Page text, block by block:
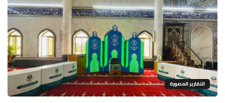
التقارير المصورة